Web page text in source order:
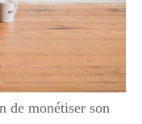
de monétiser son